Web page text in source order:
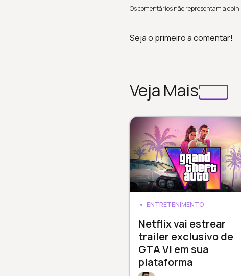
Os comentários não representam a
Seja o primeiro a comentar!
Veja Mais
ENTRETENIMENTO
Netflix vai estrear
trailer exclusivo de
GTA VI em sua
plataforma